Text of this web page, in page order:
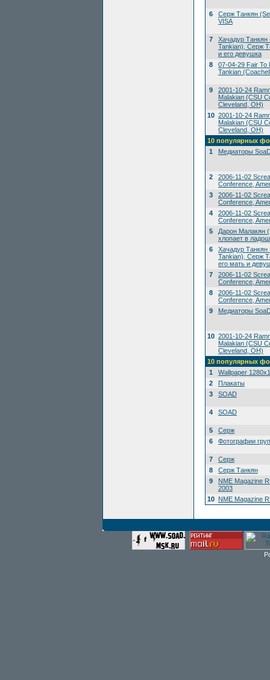
6
Серж Танкян
VISA
7
Хачадур Танкян
Tankian), Серж
и его девушка
8
07-04-29 Fair To
Tankian
9
2001-10-24
Malakian (CSU
Cleveland, OH)
10 2001-10-24
Malakian (CSU
Cleveland, OH)
10 популярных
1
Медиаторы
2
2006-11-02
Conference,
3
2006-11-02
Conference,
4
2006-11-02
Conference,
5
Дарон Малакян
хлопает в
6
Хачадур Танкян
Tankian), Серж
его мать и
7
2006-11-02
Conference,
8
2006-11-02
Conference,
9
Медиаторы
10 2001-10-24
Malakian (CSU
Cleveland, OH)
10 популярных
1
Wallpaper
2
Плакаты
3
SOAD
4 SOAD
5
Серж
6
Фотографии
7
Серж
8
Серж Танкян
9
NME Magazine
2003
10 NME Magazine